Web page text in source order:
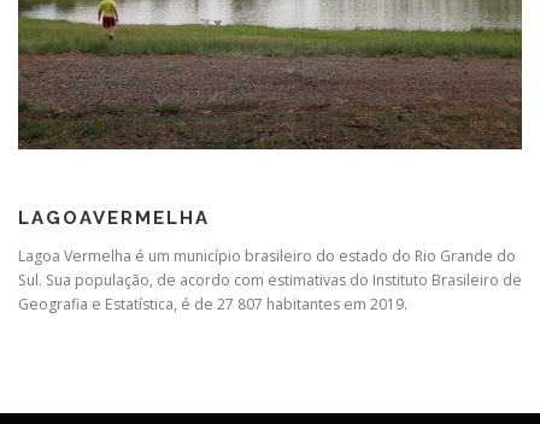
LAGOAVERMELHA
Lagoa Vermelha é um município brasileiro do estado do Rio Grande do
Sul. Sua população, de acordo com estimativas do Instituto Brasileiro de
Geografia e Estatística, é de 27 807 habitantes em 2019.